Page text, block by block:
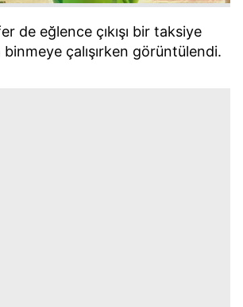
de eğlence çıkışı bir taksiye
binmeye çalışırken görüntülendi.